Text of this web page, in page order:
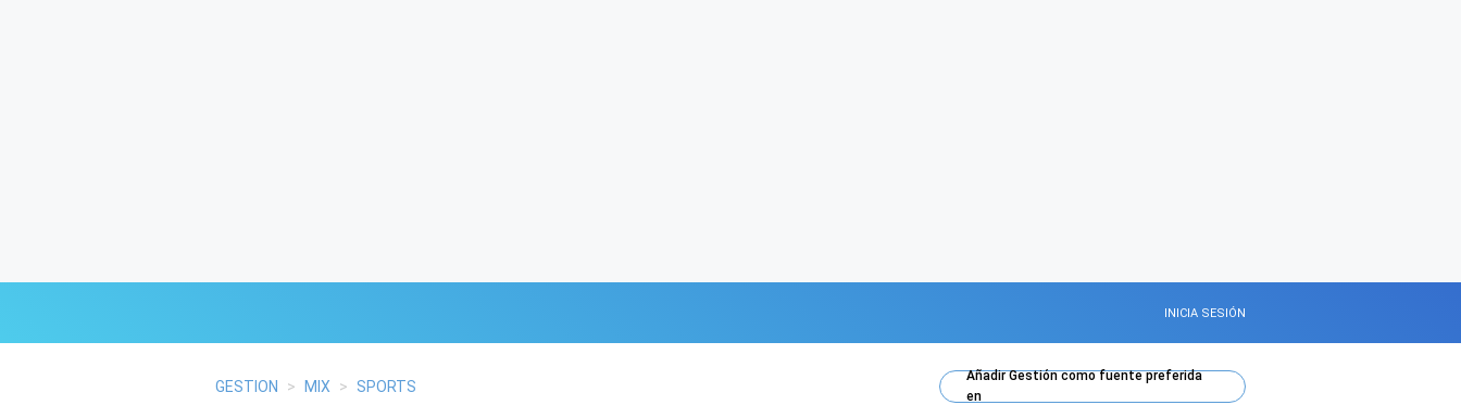
INICIA SESIÓN
GESTION > MIX > SPORTS
AñadirGestióncomo fuente preferida
en